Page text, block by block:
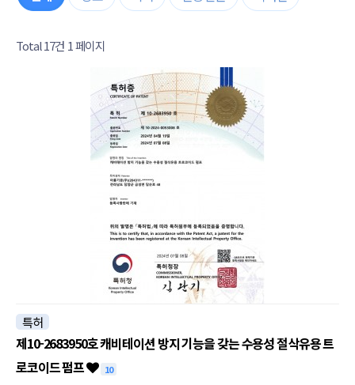
고객지원 홍보영상
채용공고
상장
사용설명서
Total 17건 1 페이지
특허
제10-2683950호 캐비테이션 방지 기능을 갖는 수용성 절삭유용 트
로코이드 펌프
10